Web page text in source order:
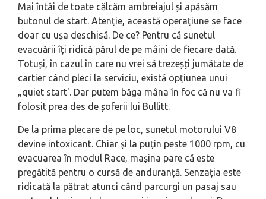
Mai întâi de toate călcăm ambreiajul și apăsăm
butonul de start. Atenție, această operațiune se face
doar cu ușa deschisă. De ce? Pentru că sunetul
evacuării îți ridică părul de pe mâini de fiecare dată.
Totuși, în cazul în care nu vrei să trezeșți jumătate de
cartier când pleci la serviciu, există opțiunea unui
„quiet start'. Dar putem băga mâna în foc că nu va fi
folosit prea des de șoferii lui Bullitt.
De la prima plecare de pe loc, sunetul motorului V8
devine intoxicant. Chiar și la puțin peste 1000 rpm, cu
evacuarea în modul Race, mașina pare că este
pregătită pentru o cursă de anduranță. Senzația este
ridicată la pătrat atunci când parcurgi un pasaj sau